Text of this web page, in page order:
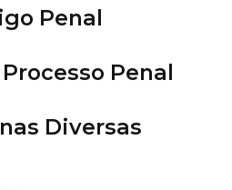
Penal
Penal
Diversas